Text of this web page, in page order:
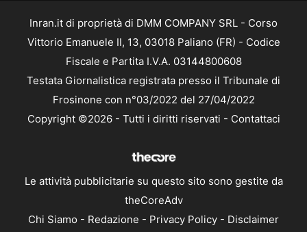
Inran.it di proprietà di DMM COMPANY SRL - Corso
Vittorio Emanuele II, 13, 03018 Paliano (FR) - Codice
Fiscale e Partita I.V.A. 03144800608
Testata Giornalistica registrata presso il Tribunale di
Frosinone con n°03/2022 del 27/04/2022
Copyright ©2026 - Tutti i diritti riservati - Contattaci
Le attività pubblicitarie su questo sito sono gestite da
theCoreAdv
Chi Siamo - Redazione - Privacy Policy - Disclaimer